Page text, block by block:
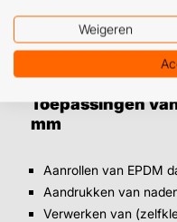
Toepassingen
mm
Aanrollen van EPDM
Aandrukken van
Verwerken van
Weigeren